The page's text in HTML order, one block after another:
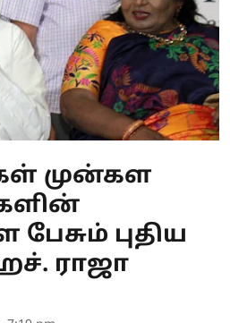
முன்கள
புதிய
ராஜா